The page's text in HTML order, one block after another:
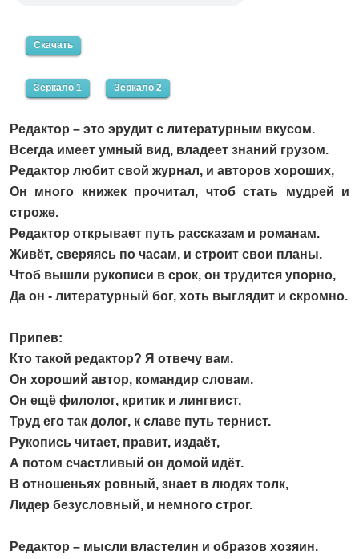
Скачать
Зеркало 1 Зеркало 2
Редактор – это эрудит с литературным вкусом.
Всегда имеет умный вид, владеет знаний грузом.
Редактор любит свой журнал, и авторов хороших,
Он много книжек прочитал, чтоб стать мудрей и
строже.
Редактор открывает путь рассказам и романам.
Живёт, сверяясь по часам, и строит свои планы.
Чтоб вышли рукописи в срок, он трудится упорно,
Да он - литературный бог, хоть выглядит и скромно.
Припев:
Кто такой редактор? Я отвечу вам.
Он хороший автор, командир словам.
Он ещё филолог, критик и лингвист,
Труд его так долог, к славе путь тернист.
Рукопись читает, правит, издаёт,
А потом счастливый он домой идёт.
В отношеньях ровный, знает в людях толк,
Лидер безусловный, и немного строг.
Редактор – мысли властелин и образов хозяин.